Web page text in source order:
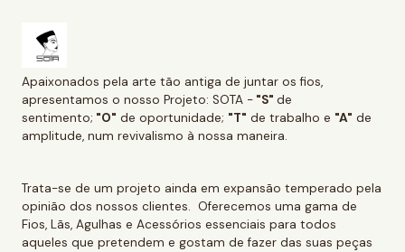
Apaixonados pela arte tão antiga de juntar os fios,
apresentamos o nosso Projeto: SOTA - "S" de
sentimento; "O" de oportunidade; "T" de trabalho e "A" de
amplitude, num revivalismo à nossa maneira.
Trata-se de um projeto ainda em expansão temperado pela
opinião dos nossos clientes. Oferecemos uma gama de
Fios, Lãs, Agulhas e Acessórios essenciais para todos
aqueles que pretendem e gostam de fazer das suas peças